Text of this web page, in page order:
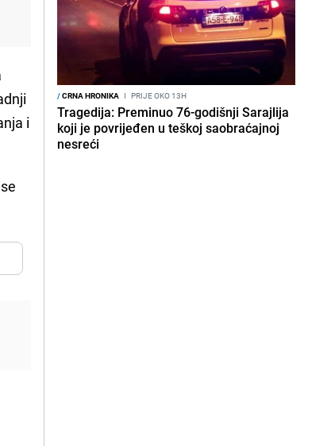
i
/CRNA HRONIKA I PRIJE OKO 13H
Tragedija: Preminuo 76-godišnji Sarajlija
koji je povrijeđen u teškoj saobraćajnoj
nesreći